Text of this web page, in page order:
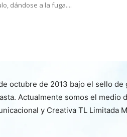
dándose a la fuga....
octubre de 2013 bajo el sello
Actualmente somos el
y Creativa TL Limitada